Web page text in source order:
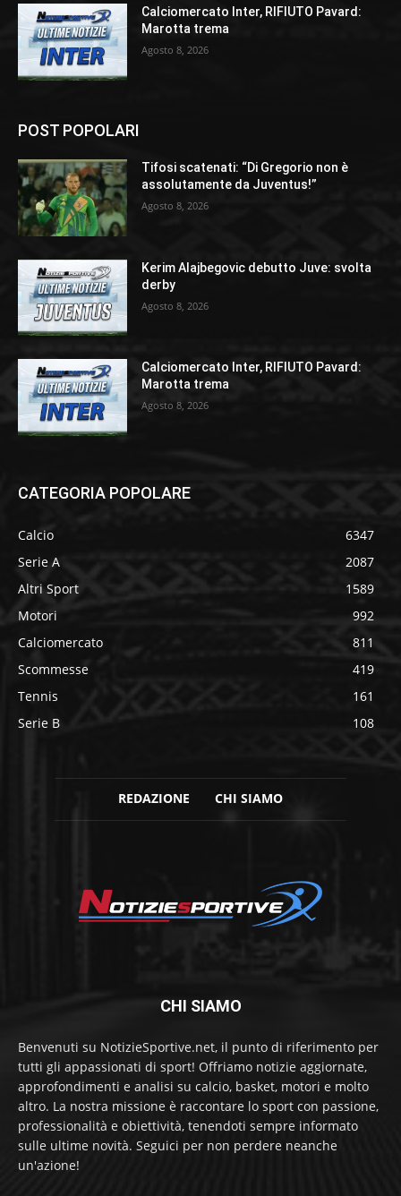
Calciomercato Inter, RIFIUTO Pavard:
Marotta trema
Agosto 8, 2026
POST POPOLARI
Tifosi scatenati: “Di Gregorio non è
assolutamente da Juventus!”
Agosto 8, 2026
Kerim Alajbegovic debutto Juve: svolta
derby
Agosto 8, 2026
Calciomercato Inter, RIFIUTO Pavard:
Marotta trema
Agosto 8, 2026
CATEGORIA POPOLARE
Calcio
6347
Serie A
2087
Altri Sport
1589
Motori
992
Calciomercato
811
Scommesse
419
Tennis
161
Serie B
108
REDAZIONE CHI SIAMO
CHI SIAMO
Benvenuti su NotizieSportive.net, il punto di riferimento per
tutti gli appassionati di sport! Offriamo notizie aggiornate,
approfondimenti e analisi su calcio, basket, motori e molto
altro. La nostra missione è raccontare lo sport con passione,
professionalità e obiettività, tenendoti sempre informato
sulle ultime novità. Seguici per non perdere neanche
un'azione!